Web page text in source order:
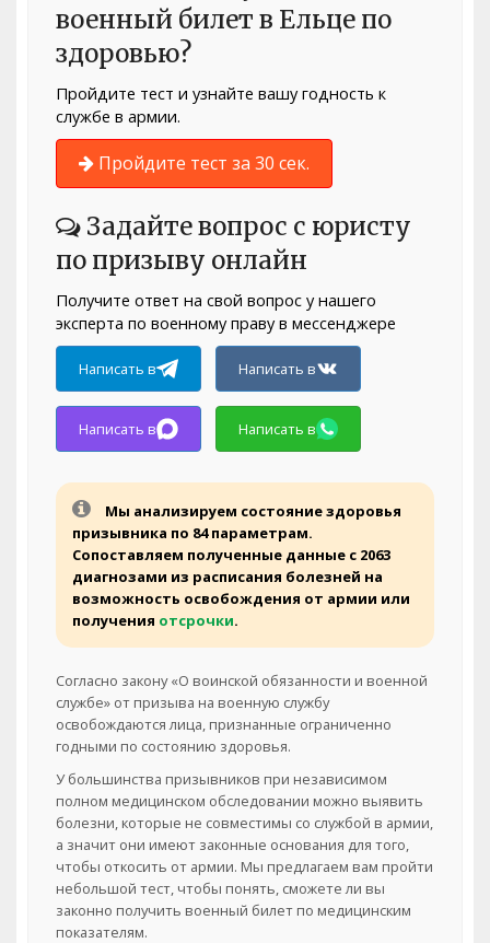
военный билет в Ельце по
здоровью?
Пройдите тест и узнайте вашу годность к
службе в армии.
Пройдите тест за 30 сек.
Задайте вопрос с юристу
по призыву онлайн
Получите ответ на свой вопрос у нашего
эксперта по военному праву в мессенджере
Написать в Написать в
Написать в Написать в
Мы анализируем состояние здоровья
призывника по 84 параметрам.
Сопоставляем полученные данные с 2063
диагнозами из расписания болезней на
возможность освобождения от армии или
получения отсрочки.
Согласно закону «О воинской обязанности и военной
службе» от призыва на военную службу
освобождаются лица, признанные ограниченно
годными по состоянию здоровья.
У большинства призывников при независимом
полном медицинском обследовании можно выявить
болезни, которые не совместимы со службой в армии,
а значит они имеют законные основания для того,
чтобы откосить от армии. Мы предлагаем вам пройти
небольшой тест, чтобы понять, сможете ли вы
законно получить военный билет по медицинским
показателям.